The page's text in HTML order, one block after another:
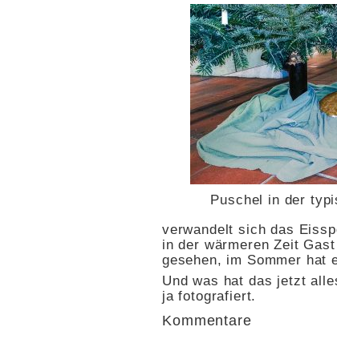
Puschel in der
verwandelt sich das
in der wärmeren Zeit
gesehen, im Sommer hat
Und was hat das jetzt
ja fotografiert.
Kommentare